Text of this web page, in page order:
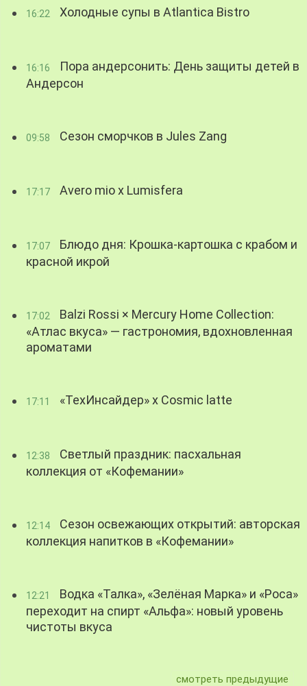
16:22 Холодные супы в Atlantica Bistro
16:16
Пора андерсонить: День защиты детей в
Андерсон
09:58 Сезон сморчков в Jules Zang
17:17 Avero mio x Lumisfera
17:07
Блюдо дня: Крошка-картошка с крабом и
красной икрой
17:02
Balzi Rossi × Mercury Home Collection:
«Атлас вкуса» — гастрономия, вдохновленная
ароматами
17:11 «ТехИнсайдер» х Cosmic latte
12:38
Светлый праздник: пасхальная
коллекция от «Кофемании»
12:14
Сезон освежающих открытий: авторская
коллекция напитков в «Кофемании»
12:21
Водка «Талка», «Зелёная Марка» и «Роса»
переходит на спирт «Альфа»: новый уровень
чистоты вкуса
смотреть предыдущие